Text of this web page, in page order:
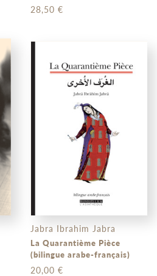
28,50 €
Jabra Ibrahim Jabra
La Quarantième Pièce
(bilingue arabe-français)
20,00 €